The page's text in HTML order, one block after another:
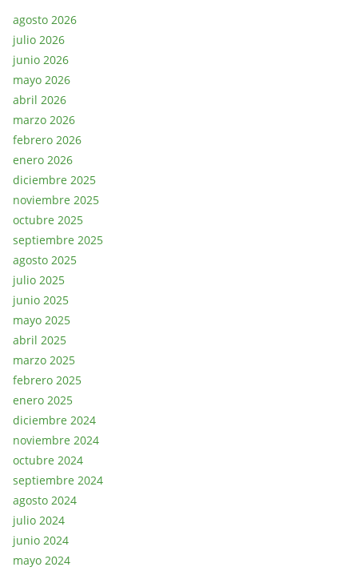
agosto 2026
julio 2026
junio 2026
mayo 2026
abril 2026
marzo 2026
febrero 2026
enero 2026
diciembre 2025
noviembre 2025
octubre 2025
septiembre 2025
agosto 2025
julio 2025
junio 2025
mayo 2025
abril 2025
marzo 2025
febrero 2025
enero 2025
diciembre 2024
noviembre 2024
octubre 2024
septiembre 2024
agosto 2024
julio 2024
junio 2024
mayo 2024